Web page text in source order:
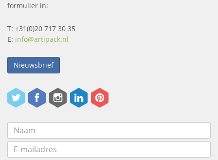
formulier in:
T: +31(0)20 717 30 35
E: info@artipack.nl
Nieuwsbrief